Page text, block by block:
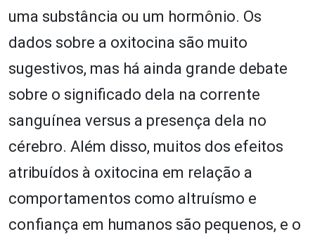
uma substância ou um hormônio. Os
dados sobre a oxitocina são muito
sugestivos, mas há ainda grande debate
sobre o significado dela na corrente
sanguínea versus a presença dela no
cérebro. Além disso, muitos dos efeitos
atribuídos à oxitocina em relação a
comportamentos como altruísmo e
confiança em humanos são pequenos, e o